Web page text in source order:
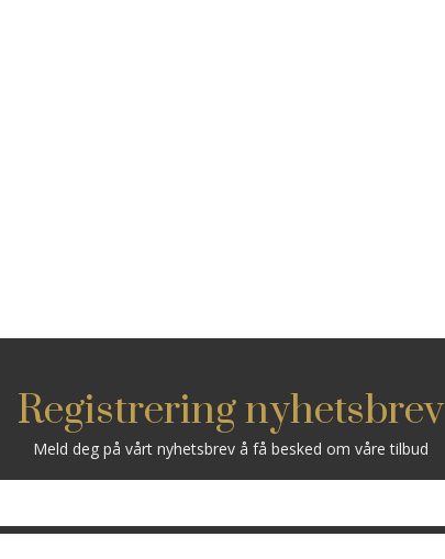
Registrering nyhetsbrev
Meld deg på vårt nyhetsbrev å få besked om våre tilbud